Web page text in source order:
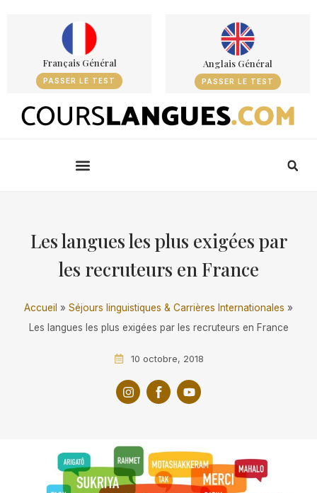
Français Général
PASSER LE TEST
Anglais Général
PASSER LE TEST
Les langues les plus exigées par
les recruteurs en France
Accueil » Séjours linguistiques & Carrières Internationales »
Les langues les plus exigées par les recruteurs en France
10 octobre, 2018